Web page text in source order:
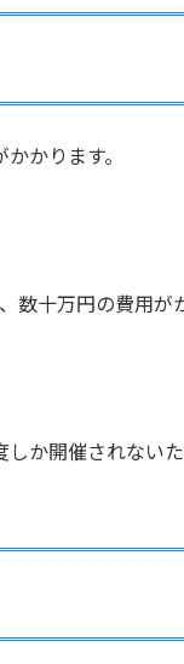
かります。
十万円の費用が
か開催されない